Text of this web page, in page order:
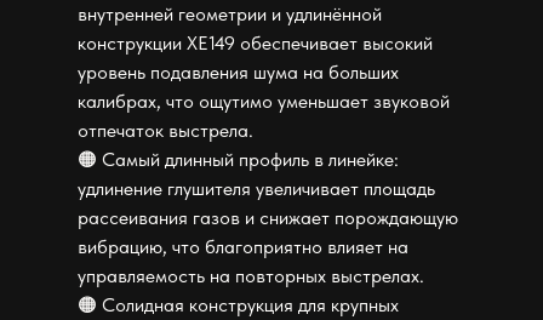
внутренней геометрии и удлинённой
конструкции XE149 обеспечивает высокий
уровень подавления шума на больших
калибрах, что ощутимо уменьшает звуковой
отпечаток выстрела.
🟠 Самый длинный профиль в линейке:
удлинение глушителя увеличивает площадь
рассеивания газов и снижает порождающую
вибрацию, что благоприятно влияет на
управляемость на повторных выстрелах.
🟠 Солидная конструкция для крупных